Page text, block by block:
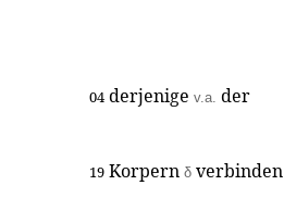
04 derjenige v.a. der
19 Korpern δ verbinden